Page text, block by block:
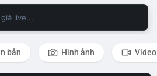
live...
bản Hình ảnh Video